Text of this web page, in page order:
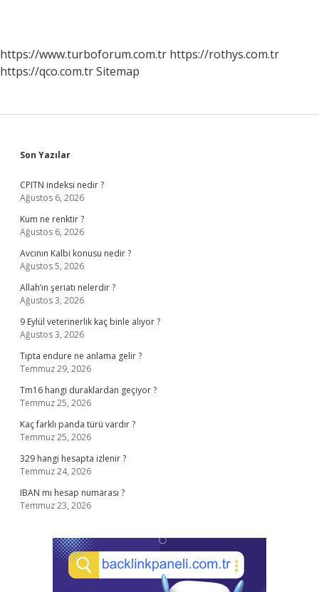
https://www.turboforum.com.tr https://rothys.com.tr
https://qco.com.trSitemap
Sidebar
Son Yazılar
CPITN indeksi nedir ?
Ağustos 6, 2026
Kum ne renktir ?
Ağustos 6, 2026
Avcının Kalbi konusu nedir ?
Ağustos 5, 2026
Allah’ın şeriatı nelerdir ?
Ağustos 3, 2026
9 Eylül veterinerlik kaç binle alıyor ?
Ağustos 3, 2026
Tıpta endure ne anlama gelir ?
Temmuz 29, 2026
Tm16 hangi duraklardan geçiyor ?
Temmuz 25, 2026
Kaç farklı panda türü vardır ?
Temmuz 25, 2026
329 hangi hesapta izlenir ?
Temmuz 24, 2026
IBAN mı hesap numarası ?
Temmuz 23, 2026